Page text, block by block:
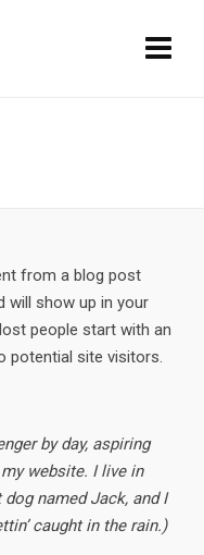
from a blog post
will show up in your
people start with an
potential site visitors.
by day, aspiring
website. I live in
named Jack, and I
caught in the rain.)